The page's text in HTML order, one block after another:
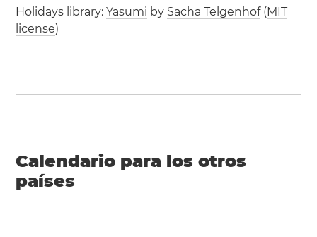
Holidays library:Yasumi by Sacha Telgenhof(MIT
license)
Calendario para los otros
países